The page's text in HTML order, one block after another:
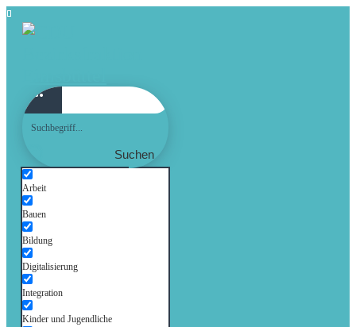
Suchen
Arbeit
Bauen
Bildung
Digitalisierung
Integration
Kinder und Jugendliche